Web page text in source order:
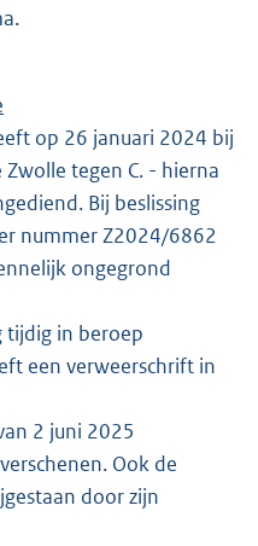
op 26 januari 2024 bij
tegen C. - hierna
Bij beslissing
nummer Z2024/6862
ongegrond
tijdig in beroep
een verweerschrift in
2 juni 2025
Ook de
door zijn